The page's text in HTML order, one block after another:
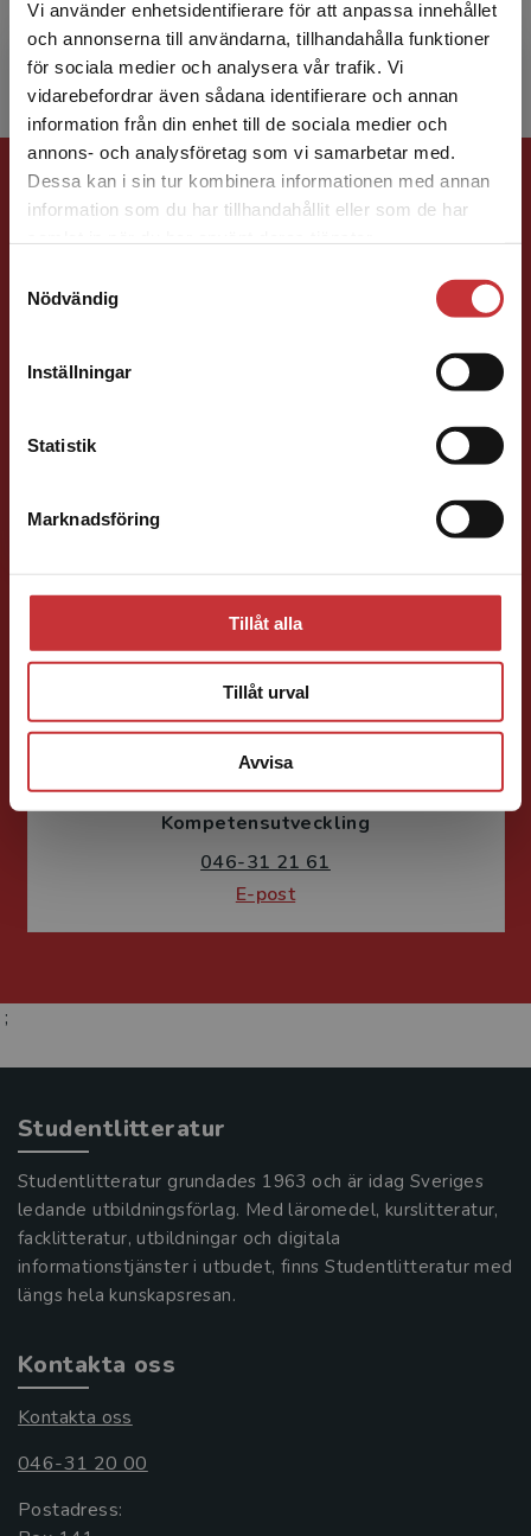
Vi använder enhetsidentifierare för att anpassa innehållet
och annonserna till användarna, tillhandahålla funktioner
för sociala medier och analysera vår trafik. Vi
vidarebefordrar även sådana identifierare och annan
information från din enhet till de sociala medier och
annons- och analysföretag som vi samarbetar med.
Dessa kan i sin tur kombinera informationen med annan
information som du har tillhandahållit eller som de har
Nödvändig
Inställningar
Statistik
Marknadsföring
Tillåt alla
Tillåt urval
Avvisa
Begränsad fraktregion
Det verkar som att du besöker
studentlitteratur.se via en enhet utanför Sverige.
Vi erbjuder inte leveranser utanför Sverige. För
att kunna slutföra ett köp måste
verksam som avdelningschef inom
socialtjänsten i Alingsås. Hon...
Förlagskontakt
Susanne Borg-Törn
Förlagskoordinator Kurslitteratur och
Kompetensutveckling
046-31 21 61
E-post
;
Studentlitteratur
Studentlitteratur grundades 1963 och är idag Sveriges
ledande utbildningsförlag. Med läromedel, kurslitteratur,
facklitteratur, utbildningar och digitala
informationstjänster i utbudet, finns Studentlitteratur med
längs hela kunskapsresan.
Kontakta oss
Kontakta oss
046-31 20 00
Postadress: